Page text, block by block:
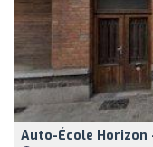
Auto-École Horizon